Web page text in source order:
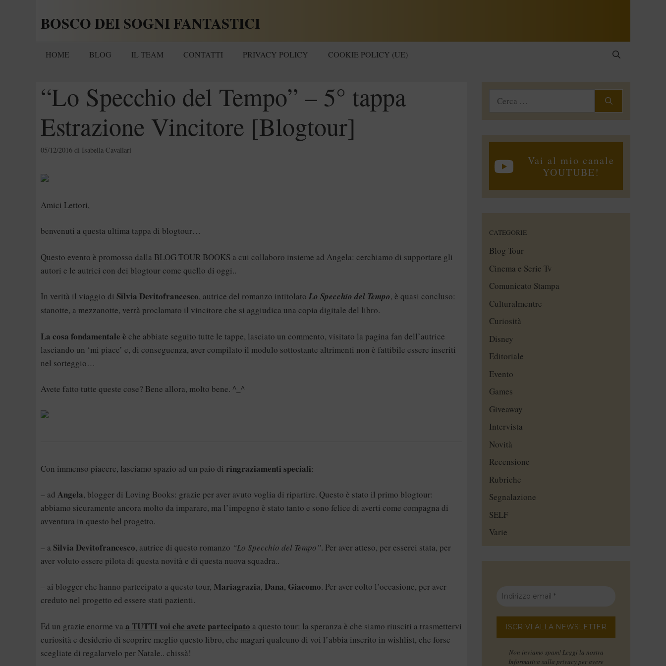
BOSCO DEI SOGNI FANTASTICI
HOME BLOG IL TEAM CONTATTI PRIVACY POLICY COOKIE POLICY (UE)
“Lo Specchio del Tempo” – 5° tappa
Estrazione Vincitore [Blogtour]
05/12/2016 di Isabella Cavallari
Amici Lettori,
benvenuti a questa ultima tappa di blogtour…
Questo evento è promosso dalla BLOG TOUR BOOKS a cui collaboro insieme ad Angela: cerchiamo di supportare gli
autori e le autrici con dei blogtour come quello di oggi..
In verità il viaggio di Silvia Devitofrancesco, autrice del romanzo intitolato Lo Specchio del Tempo, è quasi concluso:
stanotte, a mezzanotte, verrà proclamato il vincitore che si aggiudica una copia digitale del libro.
La cosa fondamentale è che abbiate seguito tutte le tappe, lasciato un commento, visitato la pagina fan dell’autrice
lasciando un ‘mi piace’ e, di conseguenza, aver compilato il modulo sottostante altrimenti non è fattibile essere inseriti
nel sorteggio…
Avete fatto tutte queste cose? Bene allora, molto bene. ^_^
Con immenso piacere, lasciamo spazio ad un paio di ringraziamenti speciali:
– ad Angela, blogger di Loving Books: grazie per aver avuto voglia di ripartire. Questo è stato il primo blogtour:
abbiamo sicuramente ancora molto da imparare, ma l’impegno è stato tanto e sono felice di averti come compagna di
avventura in questo bel progetto.
– a Silvia Devitofrancesco, autrice di questo romanzo “Lo Specchio del Tempo”. Per aver atteso, per esserci stata, per
aver voluto essere pilota di questa novità e di questa nuova squadra..
– ai blogger che hanno partecipato a questo tour, Mariagrazia, Dana, Giacomo. Per aver colto l’occasione, per aver
creduto nel progetto ed essere stati pazienti.
Ed un grazie enorme va a TUTTI voi che avete partecipato a questo tour: la speranza è che siamo riusciti a trasmettervi
curiosità e desiderio di scoprire meglio questo libro, che magari qualcuno di voi l’abbia inserito in wishlist, che forse
scegliate di regalarvelo per Natale.. chissà!
Ricerca
Vai al mio canale
YOUTUBE!
CATEGORIE
Blog Tour
Cinema e Serie Tv
Comunicato Stampa
Culturalmentre
Curiosità
Disney
Editoriale
Evento
Games
Giveaway
Intervista
Novità
Recensione
Rubriche
Segnalazione
SELF
Varie
Non inviamo spam! Leggi la nostra
Informativa sulla privacy per avere